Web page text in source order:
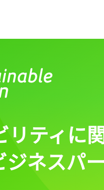
リティに
ジネスパ